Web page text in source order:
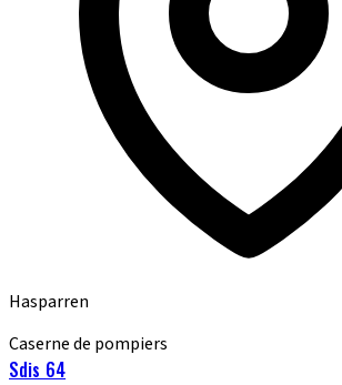
Hasparren
Caserne de pompiers
Sdis 64